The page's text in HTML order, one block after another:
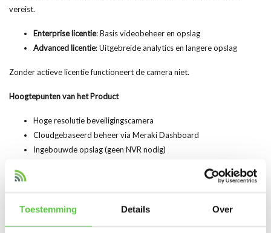
Toestemming Details Over
vereist.
Enterprise licentie: Basis videobeheer en opslag
Advanced licentie: Uitgebreide analytics en langere opslag
Zonder actieve licentie functioneert de camera niet.
Hoogtepunten van het Product
Hoge resolutie beveiligingscamera
Cloudgebaseerd beheer via Meraki Dashboard
Ingebouwde opslag (geen NVR nodig)
Geschikt voor binnen- en buitengebruik
Eenvoudige installatie (plug-and-play)